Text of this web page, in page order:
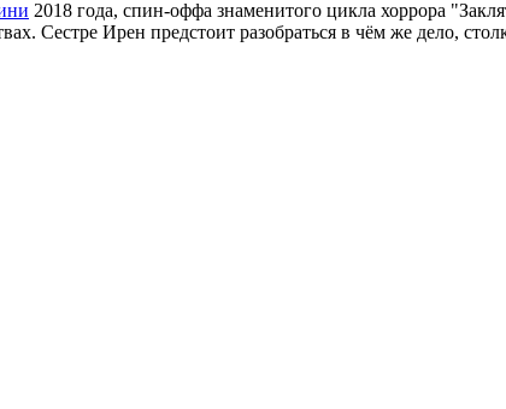
2018 года, спин-оффа знаменитого цикла хоррора
Сестре Ирен предстоит разобраться в чём же дело,